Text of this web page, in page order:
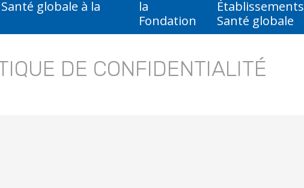
globale à la
la
Fondation
Établissements
Santé globale
DE CONFIDENTIALITÉ